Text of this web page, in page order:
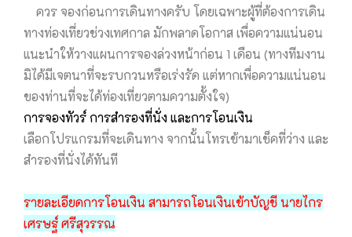
ควร จองก่อนการเดินทางครับ โดยเฉพาะผู้ที่ต้องการเดิน
ทางท่องเที่ยวช่วงเทศกาล มักพลาดโอกาส เพื่อความแน่นอน
แนะนำให้วางแผนการจองล่วงหน้าก่อน 1 เดือน (ทางทีมงาน
มิได้มีเจตนาที่จะรบกวนหรือเร่งรัด แต่หากเพื่อความแน่นอน
ของท่านที่จะได้ท่องเที่ยวตามความตั้งใจ)
การจองทัวร์ การสำรองที่นั่ง และการโอนเงิน
เลือกโปรแกรมที่จะเดินทาง จากนั้นโทรเข้ามาเช็คที่ว่าง และ
สำรองที่นั่งได้ทันที
รายละเอียดการโอนเงิน สามารถโอนเงินเข้าบัญชี นายไกร
เศรษฐ์ ศรีสุวรรณ